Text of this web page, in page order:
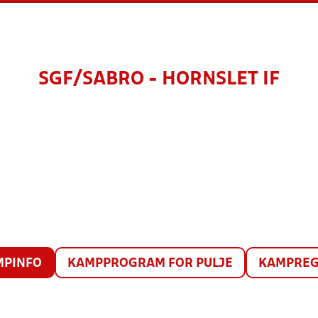
SGF/SABRO - HORNSLET IF
KAMPPROGRAM FOR PULJE